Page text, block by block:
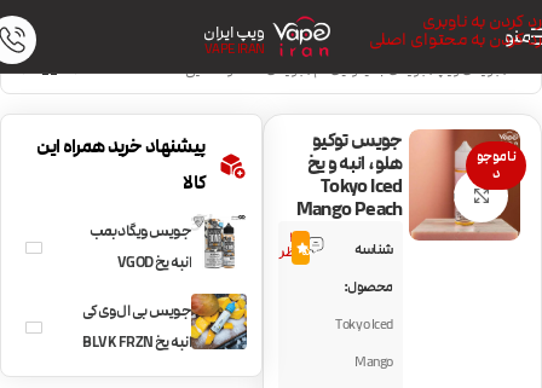
رد کردن به ناوبری
رد کردن به محتوای اصلی
منو ویپ ایران
VAPE IRAN
خانه/جویس ویپ/جویس با نیکوتین کم/جویس خنک و نعنایی
ناموجو
د
بزرگنمایی تصویر
جویس توکیو
هلو، انبه و یخ
Tokyo Iced
Mango Peach
شناسه
محصول:
Tokyo Iced
Mango
3
نظر5.0
پیشنهاد خرید همراه این
کالا
جویس ویگاد بمب
انبه یخ VGOD
Mango Bomb Ice
جویس بی ال وی کی
انبه یخ BLVK FRZN
MANGO